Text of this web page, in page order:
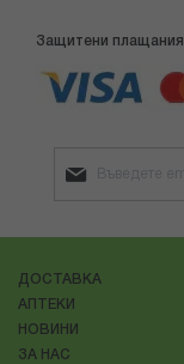
Защитени плащания
ДОСТАВКА
АПТЕКИ
НОВИНИ
ЗА НАС